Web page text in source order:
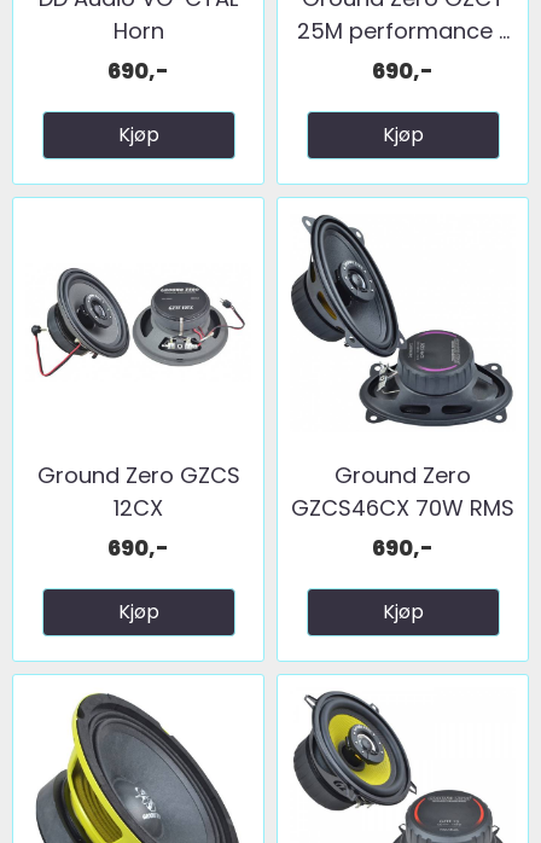
Horn
690,-
Kjøp
25M performance ...
690,-
Kjøp
Ground Zero GZCS
12CX
690,-
Kjøp
Ground Zero
GZCS46CX 70W RMS
690,-
Kjøp